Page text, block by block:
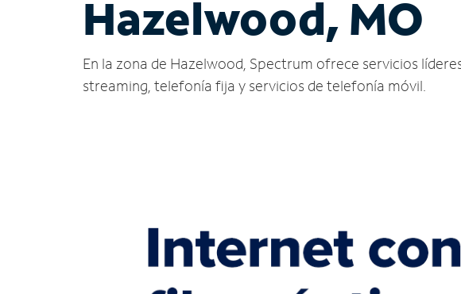
Hazelwood, MO
En la zona de Hazelwood, Spectrum ofrece servicios
streaming, telefonía fija y servicios de telefonía móvil.